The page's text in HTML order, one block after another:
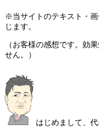
※当サイトのテキスト・
じます。
（お客様の感想です。効
せん。）
はじめまして、